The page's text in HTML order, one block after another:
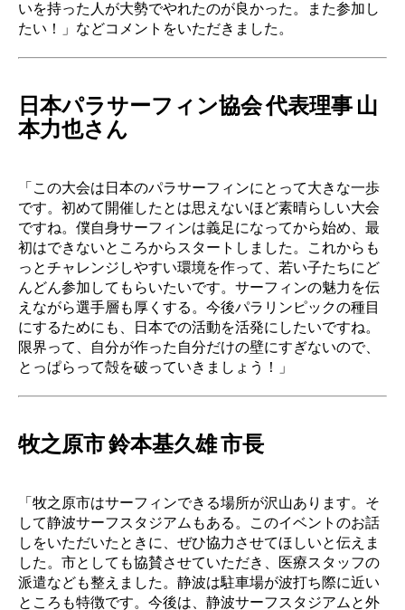
いを持った人が大勢でやれたのが良かった。また参加し
たい！」などコメントをいただきました。
日本パラサーフィン協会 代表理事 山
本力也さん
「この大会は日本のパラサーフィンにとって大きな一歩
です。初めて開催したとは思えないほど素晴らしい大会
ですね。僕自身サーフィンは義足になってから始め、最
初はできないところからスタートしました。これからも
っとチャレンジしやすい環境を作って、若い子たちにど
んどん参加してもらいたいです。サーフィンの魅力を伝
えながら選手層も厚くする。今後パラリンピックの種目
にするためにも、日本での活動を活発にしたいですね。
限界って、自分が作った自分だけの壁にすぎないので、
とっぱらって殻を破っていきましょう！」
牧之原市 鈴本基久雄 市長
「牧之原市はサーフィンできる場所が沢山あります。そ
して静波サーフスタジアムもある。このイベントのお話
しをいただいたときに、ぜひ協力させてほしいと伝えま
した。市としても協賛させていただき、医療スタッフの
派遣なども整えました。静波は駐車場が波打ち際に近い
ところも特徴です。今後は、静波サーフスタジアムと外